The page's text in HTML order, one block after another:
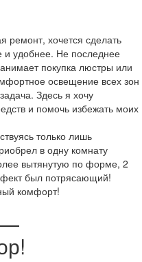
ремонт, хочется сделать
удобнее. Не последнее
покупка люстры или
освещение всех зон
Здесь я хочу
и помочь избежать моих
только лишь
в одну комнату
вытянутую по форме, 2
был потрясающий!
комфорт!
—